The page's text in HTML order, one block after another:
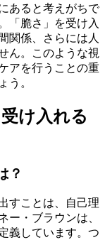
あると考えがちで
「脆さ」を受け入
関係、さらには人
ん。このような視
アを行うことの重
う。
け入れる
？
すことは、自己理
ー・ブラウンは、
義しています。つ